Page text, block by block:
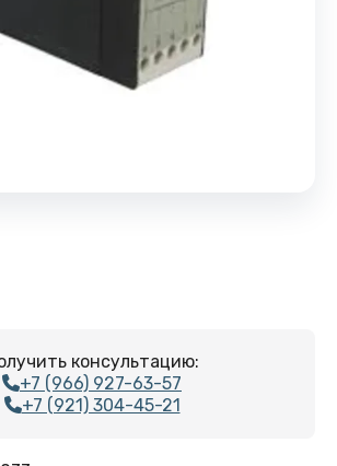
консультацию:
+7 (966) 927-63-57
+7 (921) 304-45-21